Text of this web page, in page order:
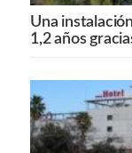
Una
1,2 años